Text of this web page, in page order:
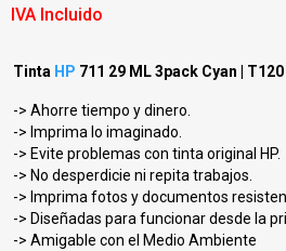
IVA Incluido
Tinta HP 711 29 ML 3pack Cyan |
-> Ahorre tiempo y dinero.
-> Imprima lo imaginado.
-> Evite problemas con tinta original HP.
-> No desperdicie ni repita trabajos.
-> Imprima fotos y documentos
-> Diseñadas para funcionar desde la
-> Amigable con el Medio Ambiente